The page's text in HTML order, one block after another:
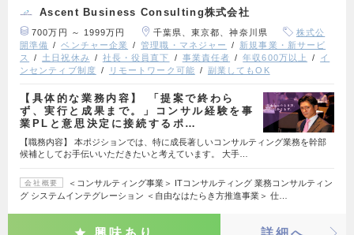
Ascent Business Consulting株式会社
700万円 ～ 1999万円 千葉県、東京都、神奈川県
株式公
開準備
ベンチャー企業 管理職・マネジャー
新規事業・新サービ
ス
土日祝休み 社長・役員直下 事業責任者 年収600万以上
イ
ンセンティブ制度
リモートワーク可能 副業してもOK
【具体的な業務内容】 「提案で終わら
ず、実行と成果まで。」コンサル経験を事
業PLと意思決定に接続するポ…
【職務内容】 本ポジションでは、特に成長著しいコンサルティング業務を幹部
候補としてお手伝いいただきたいと考えています。 大手…
会社概要
＜コンサルティング事業＞ ITコンサルティング 業務コンサルティン
グ システムインテグレーション ＜自由なはたらき方推進事業＞ 仕…